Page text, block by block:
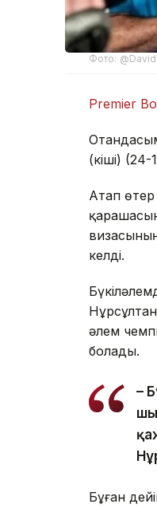
Фото:
Premier
(кіші) (24-
Атап
келді.
әлем
болады.
–
Бұған